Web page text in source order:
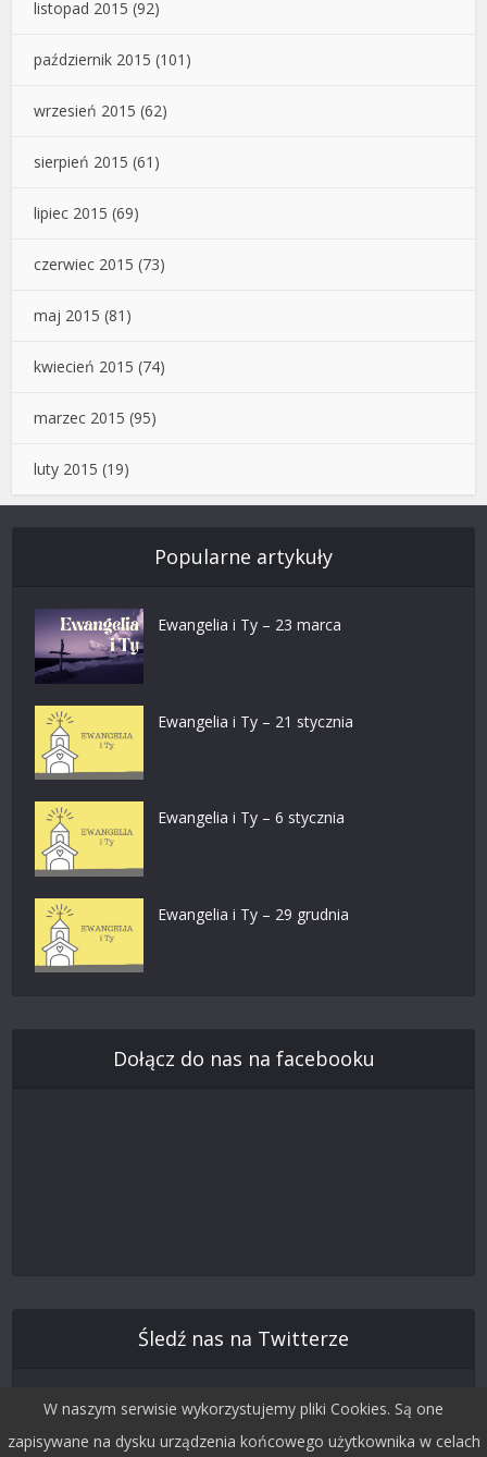
listopad 2015 (92)
październik 2015 (101)
wrzesień 2015 (62)
sierpień 2015 (61)
lipiec 2015 (69)
czerwiec 2015 (73)
maj 2015 (81)
kwiecień 2015 (74)
marzec 2015 (95)
luty 2015 (19)
Popularne artykuły
Ewangelia i Ty – 23 marca
Ewangelia i Ty – 21 stycznia
Ewangelia i Ty – 6 stycznia
Ewangelia i Ty – 29 grudnia
Dołącz do nas na facebooku
Śledź nas na Twitterze
W naszym serwisie wykorzystujemy pliki Cookies. Są one
zapisywane na dysku urządzenia końcowego użytkownika w celach